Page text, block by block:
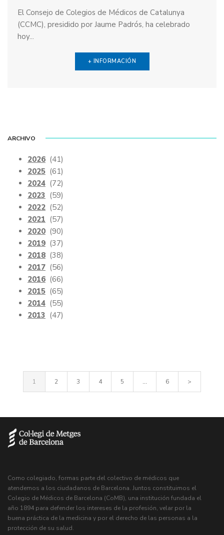
El Consejo de Colegios de Médicos de Catalunya
(CCMC), presidido por Jaume Padrós, ha celebrado
hoy...
+ INFORMACIÓN
ARCHIVO
2026 (41)
2025 (61)
2024 (72)
2023 (59)
2022 (52)
2021 (57)
2020 (90)
2019 (37)
2018 (38)
2017 (56)
2016 (66)
2015 (65)
2014 (55)
2013 (47)
1 2 3 4 5 ... 6 >
Como colegiado, formas parte del colectivo de médicos que
atendemos a los ciudadanos de Barcelona. Juntos constituimos el
Colegio de Médicos de Barcelona (CoMB), una institución fundada el
año 1894 para defender los intereses de la profesión, velar por la
buena práctica de la medicina y por el derecho de las personas a la
protección de su salud.